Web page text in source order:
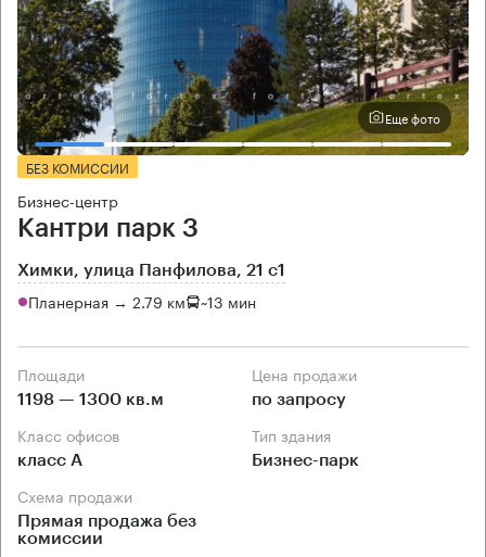
Еще фото
БЕЗ КОМИССИИ
Бизнес-центр
Кантри парк 3
Химки, улица Панфилова, 21 с1
Планерная → 2.79 км ~13 мин
Площади
1198 — 1300 кв.м
Цена продажи
по запросу
Класс офисов
класс А
Тип здания
Бизнес-парк
Схема продажи
Прямая продажа без
комиссии